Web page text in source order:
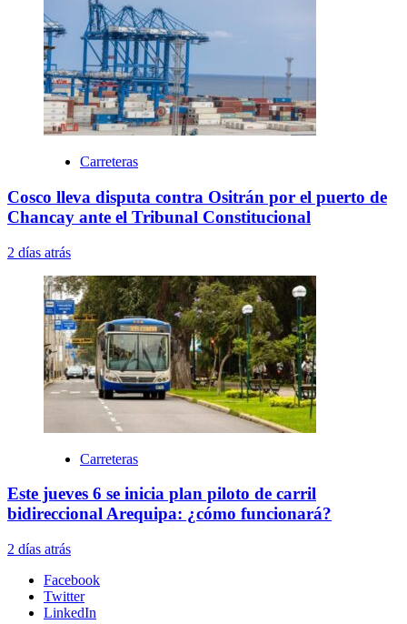
Carreteras
Cosco lleva disputa contra Ositrán por el puerto de
Chancay ante el Tribunal Constitucional
2 días atrás
Carreteras
Este jueves 6 se inicia plan piloto de carril
bidireccional Arequipa: ¿cómo funcionará?
2 días atrás
Facebook
Twitter
LinkedIn